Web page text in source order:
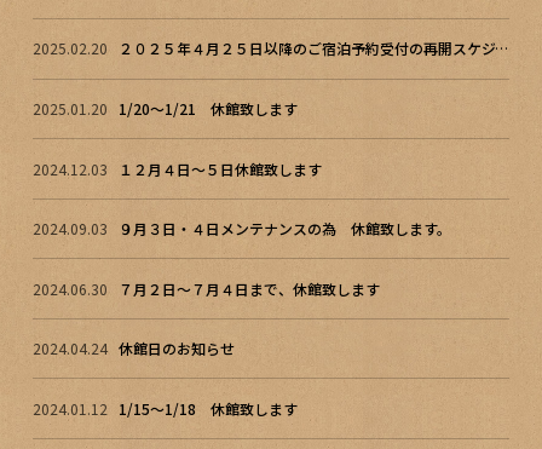
2025.02.20 ２０２５年４月２５日以降のご宿泊予約受付の再開スケジュール
2025.01.20 1/20～1/21 休館致します
2024.12.03 １２月４日～５日休館致します
2024.09.03 ９月３日・４日メンテナンスの為 休館致します。
2024.06.30 ７月２日～７月４日まで、休館致します
2024.04.24 休館日のお知らせ
2024.01.12 1/15～1/18 休館致します